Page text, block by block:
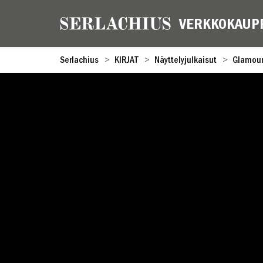
Serlachius KIRJAT Näyttelyjulkaisut Glamour